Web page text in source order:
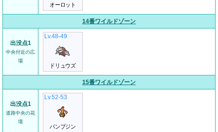
オーロット
14番ワイルドゾーン
出没点1
中央付近の広
場
Lv.48-49
ドリュウズ
15番ワイルドゾーン
出没点1
道路中央の花
壇
Lv.52-53
パンプジン